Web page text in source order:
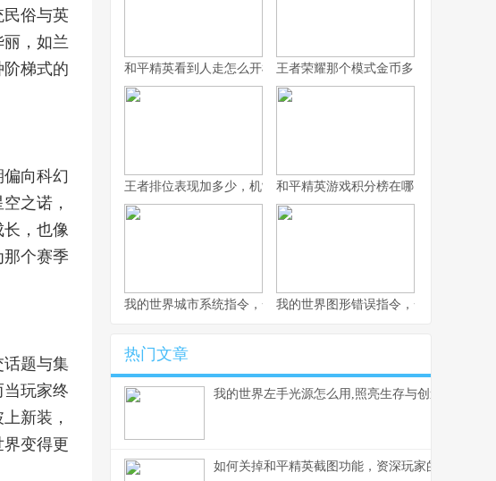
民俗与英
，如兰
梯式的
向科幻
之诺，
，也像
个赛季
话题与集
玩家终
新装，
变得更
和平精英看到人走怎么开枪，冷静瞄准与节奏掌控的艺术，副标题
王者荣耀那个模式金币多，揭秘高效积
王者排位表现加多少，机制解析与实战心得和平精英游戏积分榜在哪，探寻竞技之
我的世界城市系统指令，一座虚拟城市的诞生与成长副标题
我的世界图形错误指令，一场意料之外
热门文章
我的世界左手光源怎么用,照亮生存与创造之路
如何关掉和平精英截图功能，资深玩家的操作心得